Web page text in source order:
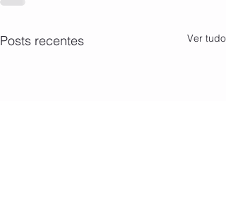
Posts recentes Ver tudo